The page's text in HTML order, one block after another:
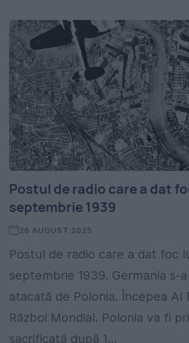
Postul de radio care a dat
septembrie 1939
26 AUGUST 2025
Postul de radio care a dat foc
septembrie 1939. Germania s-
atacată de Polonia. Începea Al
Război Mondial. Polonia va fi
sacrificată după 1...